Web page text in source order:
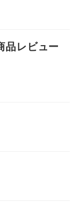
品レビュー